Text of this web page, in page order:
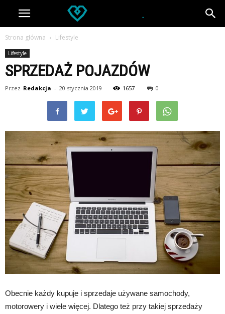
Strona główna Lifestyle
Lifestyle
SPRZEDAŻ POJAZDÓW
Przez Redakcja - 20 stycznia 2019 1657 0
Obecnie każdy kupuje i sprzedaje używane samochody,
motorowery i wiele więcej. Dlatego też przy takiej sprzedaży